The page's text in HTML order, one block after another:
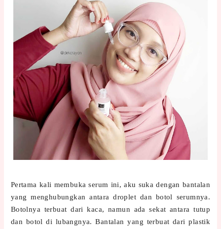
Pertama kali membuka serum ini, aku suka dengan bantalan
yang menghubungkan antara droplet dan botol serumnya.
Botolnya terbuat dari kaca, namun ada sekat antara tutup
dan botol di lubangnya. Bantalan yang terbuat dari plastik